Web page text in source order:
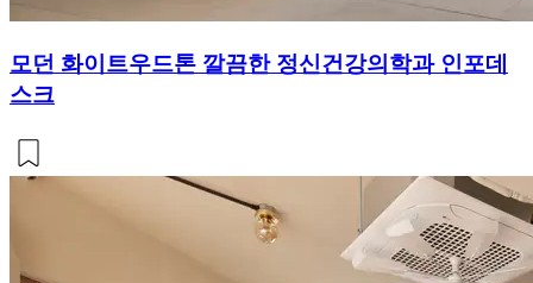
모던 화이트우드톤 깔끔한 정신건강의학과 인포데
스크